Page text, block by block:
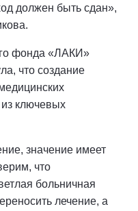
должен быть сдан»,
фонда «ЛАКИ»
что создание
ключевых
значение имеет
что
больничная
лечение, а